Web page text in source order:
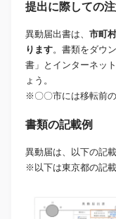
提出に際しての
異動届出書は、 市町
ります。書類をダウ
書」とインターネッ
ょう。
※〇〇市には移転前
書類の記載例
異動届は、以下の記
※以下は東京都の記